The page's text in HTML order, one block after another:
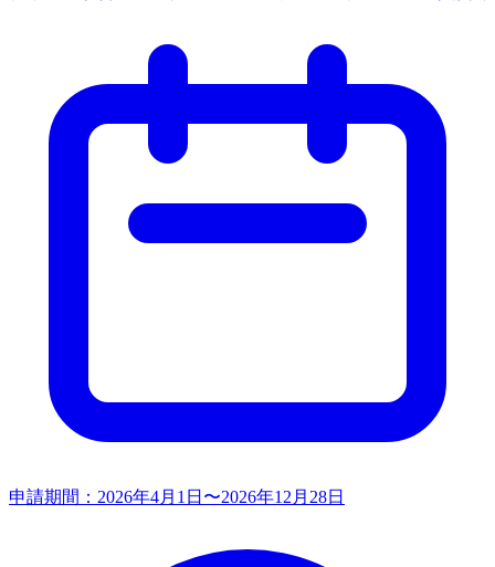
申請期間： 2026年4月1日〜2026年12月28日